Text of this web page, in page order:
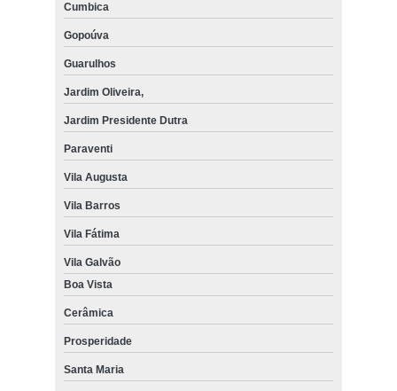
Cumbica
Gopoúva
Guarulhos
Jardim Oliveira,
Jardim Presidente Dutra
Paraventi
Vila Augusta
Vila Barros
Vila Fátima
Vila Galvão
Boa Vista
Cerâmica
Prosperidade
Santa Maria